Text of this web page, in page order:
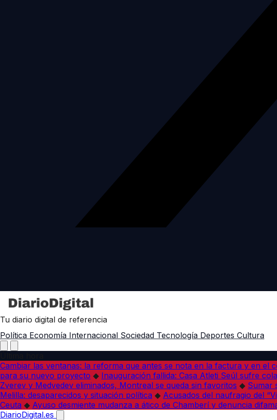
Tu diario digital de referencia
Política Economía Internacional Sociedad Tecnología Deportes Cultura
Cambiar las ventanas: la reforma que antes se nota en la factura y en el
para su nuevo proyecto ◆ Inauguración fallida: Casa Atleti Seúl sufre
Zverev y Medvedev eliminados, Montreal se queda sin favoritos ◆ Sumar
Melilla: desaparecidos y situación política ◆ Acusados del naufragio del
Ceuta ◆ Ayuso desmiente mudanza a ático de Chamberí y denuncia
DiarioDigital.es